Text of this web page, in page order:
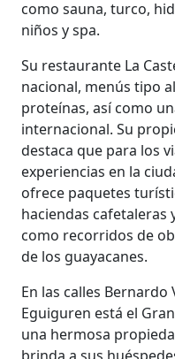
como sauna, turco,
niños y spa.
Su restaurante La
nacional, menús tipo
proteínas, así como
internacional. Su
destaca que para los
experiencias en la
ofrece paquetes
haciendas cafetaleras
como recorridos de
de los guayacanes.
En las calles Bernardo
Eguiguren está el
una hermosa